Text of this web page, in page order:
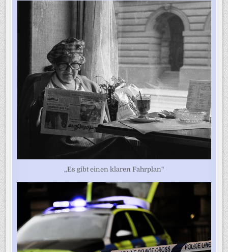
„Es gibt einen klaren Fahrplan“